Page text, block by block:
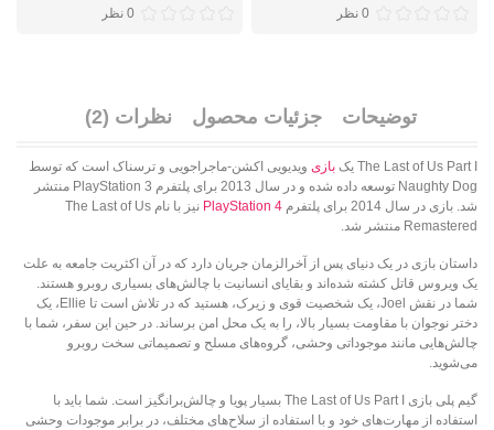
0 نظر 0 نظر
توضیحات جزئیات محصول نظرات (2)
The Last of Us Part I یک بازی ویدیویی اکشن-ماجراجویی و ترسناک است که توسط
Naughty Dog توسعه داده شده و در سال 2013 برای پلتفرم PlayStation 3 منتشر
شد. بازی در سال 2014 برای پلتفرم
PlayStation 4
نیز با نام The Last of Us
Remastered منتشر شد.
داستان بازی در یک دنیای پس از آخرالزمان جریان دارد که در آن اکثریت جامعه به علت
یک ویروس قاتل کشته شده‌اند و بقایای انسانیت با چالش‌های بسیاری روبرو هستند.
شما در نقش Joel، یک شخصیت قوی و زیرک، هستید که در تلاش است تا Ellie، یک
دختر نوجوان با مقاومت بسیار بالا، را به یک محل امن برساند. در حین این سفر، شما با
چالش‌هایی مانند موجوداتی وحشی، گروه‌های مسلح و تصمیماتی سخت روبرو
می‌شوید.
گیم پلی بازی The Last of Us Part I بسیار پویا و چالش‌برانگیز است. شما باید با
استفاده از مهارت‌های خود و با استفاده از سلاح‌های مختلف، در برابر موجودات وحشی